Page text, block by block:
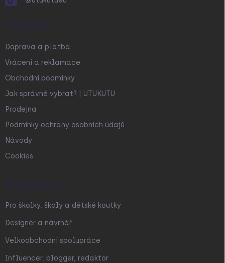
O NÁKUPU
Doprava a platba
Vrácení a reklamace
Obchodní podmínky
Jak správně vybrat? | UTUKUTU
Prodejna
Podmínky ochrany osobních údajů
Návody
Cookies
SPOLUPRÁCE
Pro školky, školy a dětské koutky
Designér a návrhář
Velkoobchodní spolupráce
Influencer, blogger, redaktor